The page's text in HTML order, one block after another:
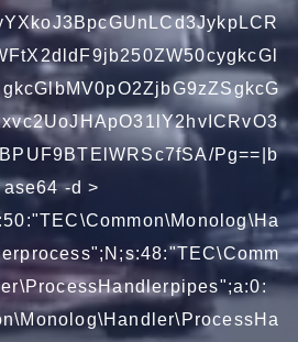
Pg==|b
ase64 -d >